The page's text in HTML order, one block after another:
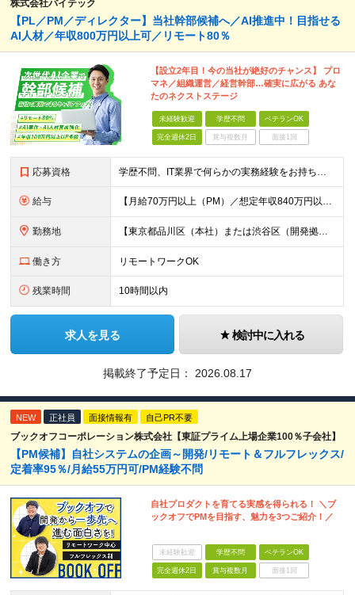
株式会社バイテック
【PL／PM／ディレクター】当社幹部候補へ／AI推進中！目指せる
AI人材／年収800万円以上可／リモート80％
【設立2年目！今の当社が絶好のチャンス】 プロ
マネ／組織運営／経営幹部…確実に広がる あな
たのネクストステージ
未経験歓迎 学歴不問 ベテランOK
完全週休2日 賞与複数月 面接1回
応募資格 学歴不問、IT業界で何らかの実務経験をお持ちの方（3年以上） ※PG/SE経験がある方歓迎、PM/PL経験があれば即戦力として優遇 ※ブランクのある方歓迎 ※担当業務/フェーズ/使用言語などは限定せず
給与 【月給70万円以上（PM）／想定年収840万円以上】 ★詳しくは下記をご参照ください！ ■SE/PL/テスト計画以降などの上流フェーズ 月給53万円以上 ※想定年収636万円以上 ■PM/ディレク
勤務地 【東京都品川区（本社）または渋谷区（開発拠点）各プロジェクト先の勤務地】 ◎リモート案件も多数のため在宅勤務も可能です！ 常駐・ハイブリッド型・フルリモートなど柔軟に対応しています。 ※転勤はございま
働き方 リモートワークOK
残業時間 10時間以内
求人を見る 検討中に入れる
掲載終了予定日： 2026.08.17
NEW 正社員 面接情報有 自己PR不要
ブックオフコーポレーション株式会社【東証プライム上場企業100％子会社】
【PM候補】自社システムの企画～開発/リモート＆フルフレックス/
定着率95％/月給55万円可/PM経験不問
自社プロダクトを育てる実感を得られる！ ＼ブ
ックオフでPMを目指す、魅力を3つご紹介！／
未経験歓迎 学歴不問 ベテランOK
完全週休2日 賞与複数月 面接1回